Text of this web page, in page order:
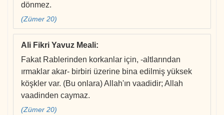
dönmez.
(Zümer 20)
Ali Fikri Yavuz Meali:
Fakat Rablerinden korkanlar için, -altlarından
ırmaklar akar- birbiri üzerine bina edilmiş yüksek
köşkler var. (Bu onlara) Allah'ın vaadidir; Allah
vaadinden caymaz.
(Zümer 20)